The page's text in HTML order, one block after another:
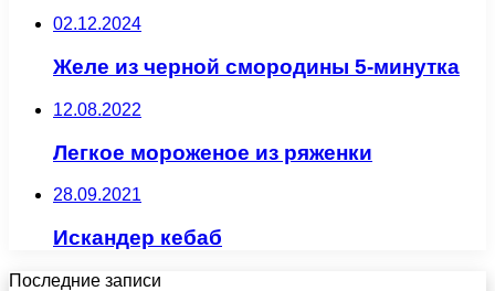
02.12.2024
Желе из черной смородины 5-минутка
12.08.2022
Легкое мороженое из ряженки
28.09.2021
Искандер кебаб
Последние записи